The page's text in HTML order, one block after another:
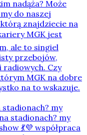
stadionach? my